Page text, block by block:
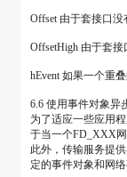
Offset 由于套接口
OffsetHigh 由于套
hEvent 如果一个重
6.6 使用事件对象异
为了适应一些应用
于当一个FD_XXX网
此外，传输服务提
定的事件对象和网